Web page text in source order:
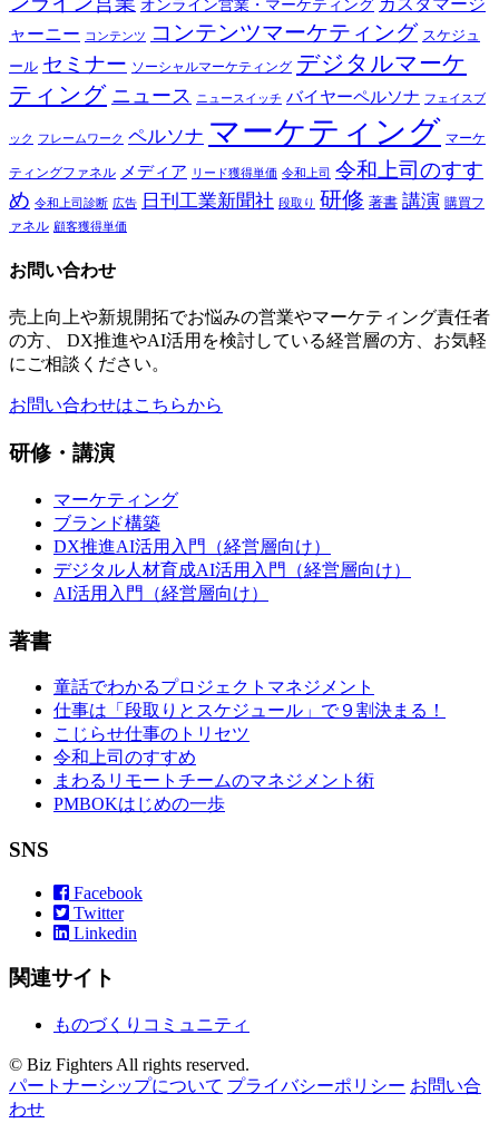
オンライン営業・マーケティング
ャーニー コンテンツ コンテンツマーケティング スケジュ
ール セミナー ソーシャルマーケティング デジタルマーケ
ティング ニュース ニュースイッチ バイヤーペルソナ フェイスブ
ック フレームワーク ペルソナ マーケティング マーケ
ティングファネル メディア リード獲得単価 令和上司 令和上司のすす
め 令和上司診断 広告 日刊工業新聞社 段取り 研修 著書 講演 購買フ
ァネル 顧客獲得単価
お問い合わせ
売上向上や新規開拓でお悩みの営業やマーケティング責任者
の方、 DX推進やAI活用を検討している経営層の方、お気軽
にご相談ください。
お問い合わせはこちらから
研修・講演
マーケティング
ブランド構築
DX推進AI活用入門（経営層向け）
デジタル人材育成AI活用入門（経営層向け）
AI活用入門（経営層向け）
著書
童話でわかるプロジェクトマネジメント
仕事は「段取りとスケジュール」で９割決まる！
こじらせ仕事のトリセツ
令和上司のすすめ
まわるリモートチームのマネジメント術
PMBOKはじめの一歩
SNS
Facebook
Twitter
Linkedin
関連サイト
ものづくりコミュニティ
© Biz Fighters All rights reserved.
パートナーシップについて プライバシーポリシー お問い合
わせ